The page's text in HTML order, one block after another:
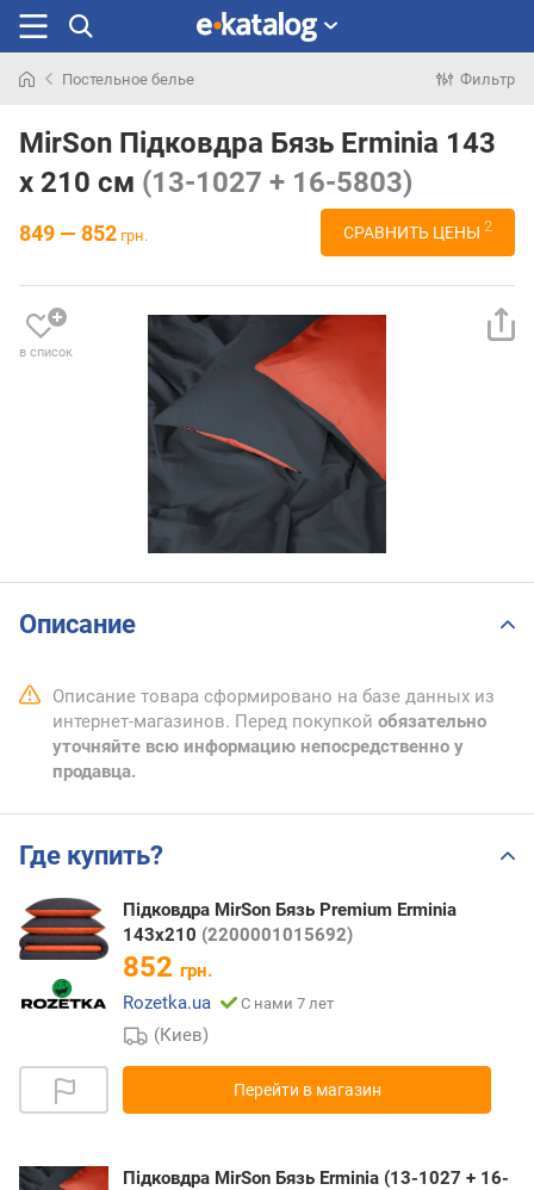
раньше
Постельное белье Фильтр
MirSon Підковдра Бязь Erminia 143
x 210 см (13-1027 + 16-5803)
849 — 852 грн. СРАВНИТЬ ЦЕНЫ 2
в список
Описание
Описание товара сформировано на базе данных из
интернет-магазинов. Перед покупкой обязательно
уточняйте всю информацию непосредственно у
продавца.
Где купить?
Підковдра MirSon Бязь Premium Erminia
143х210 (2200001015692)
852 грн.
Rozetka.ua
С нами 7 лет
(Киев)
Перейти в магазин
Підковдра MirSon Бязь Erminia (13-1027 + 16-